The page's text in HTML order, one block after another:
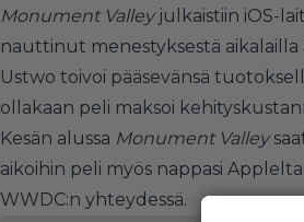
Monument Valley julkaistiin iOS-
nauttinut menestyksestä
Ustwo toivoi pääsevänsä
ollakaan peli maksoi
Kesän alussa Monument Valley
aikoihin peli myös nappasi
WWDC:n yhteydessä.